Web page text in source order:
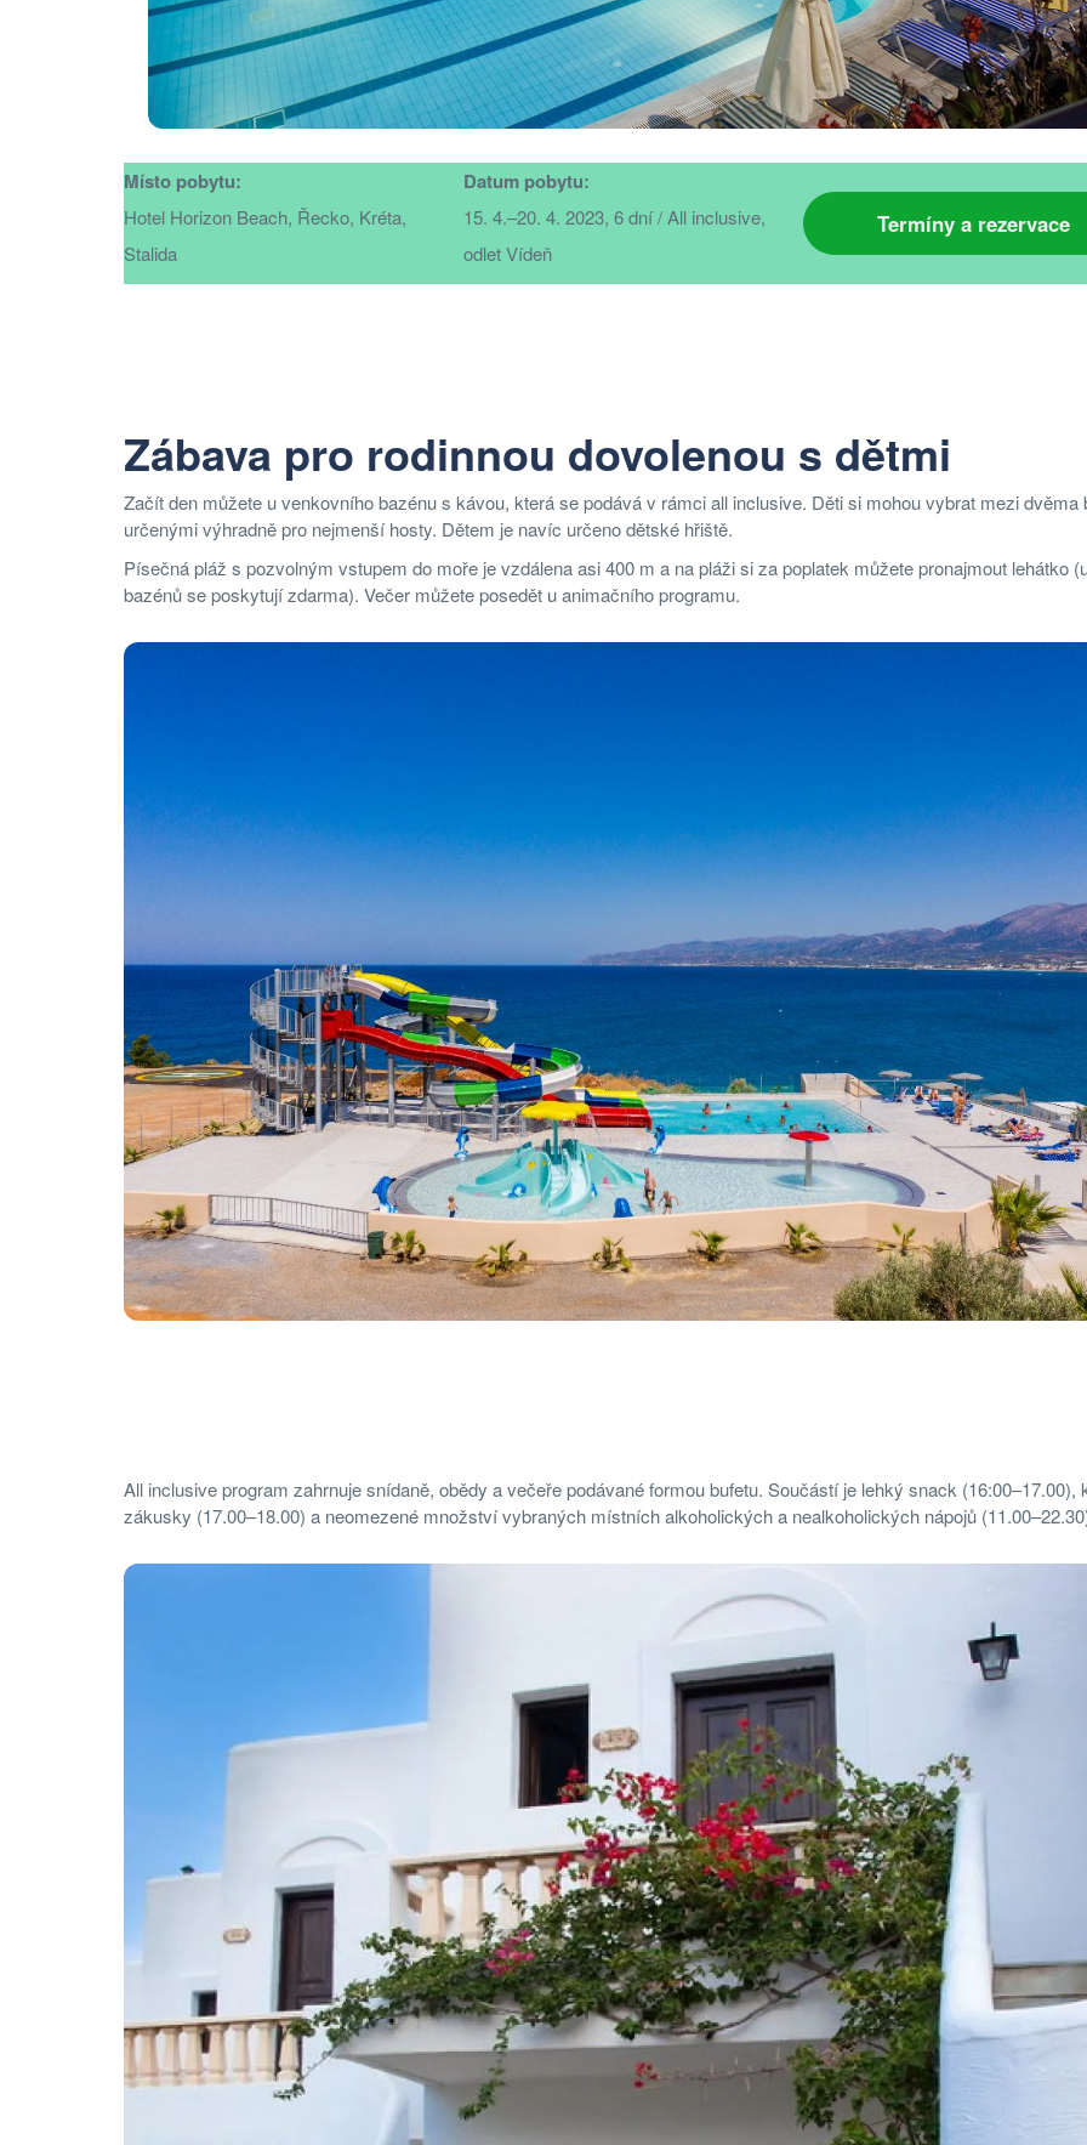
Místo pobytu:
Hotel Horizon Beach, Řecko, Kréta,
Stalida
Datum pobytu:
15. 4.–20. 4. 2023, 6 dní / All inclusive,
odlet Vídeň
Termíny a rezervace
Zábava pro rodinnou dovolenou s dětmi
Začít den můžete u venkovního bazénu s kávou, která se podává v rámci all inclusive. Děti si mohou vybrat mezi dvěma
určenými výhradně pro nejmenší hosty. Dětem je navíc určeno dětské hřiště.
Písečná pláž s pozvolným vstupem do moře je vzdálena asi 400 m a na pláži si za poplatek můžete pronajmout lehátko
bazénů se poskytují zdarma). Večer můžete posedět u animačního programu.
All inclusive program zahrnuje snídaně, obědy a večeře podávané formou bufetu. Součástí je lehký snack (16:00–17.00),
zákusky (17.00–18.00) a neomezené množství vybraných místních alkoholických a nealkoholických nápojů